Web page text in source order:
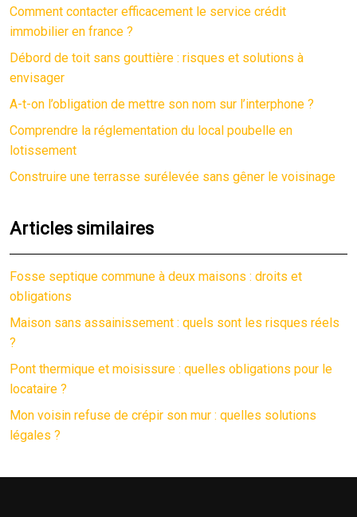
Comment contacter efficacement le service crédit
immobilier en france ?
Débord de toit sans gouttière : risques et solutions à
envisager
A-t-on l’obligation de mettre son nom sur l’interphone ?
Comprendre la réglementation du local poubelle en
lotissement
Construire une terrasse surélevée sans gêner le voisinage
Articles similaires
Fosse septique commune à deux maisons : droits et
obligations
Maison sans assainissement : quels sont les risques réels
?
Pont thermique et moisissure : quelles obligations pour le
locataire ?
Mon voisin refuse de crépir son mur : quelles solutions
légales ?